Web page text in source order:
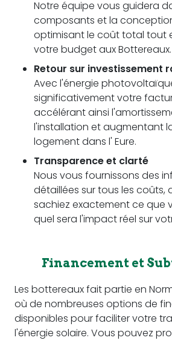
Notre équipe vous guidera
composants et la
optimisant le coût total tout
votre budget aux Bottereaux.
Retour sur investissement
Avec l'énergie
significativement votre
accélérant ainsi
l'installation et augmentant
logement dans l' Eure.
Transparence et clarté
Nous vous fournissons des
détaillées sur tous les coûts,
sachiez exactement ce que
quel sera l'impact réel sur
Financement et
Les bottereaux fait partie en
où de nombreuses options de
disponibles pour faciliter votre
l'énergie solaire. Vous pouvez